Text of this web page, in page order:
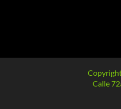
Calle